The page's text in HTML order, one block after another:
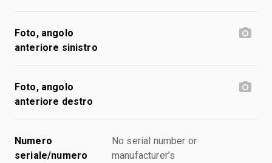
Foto, angolo
anteriore sinistro
Foto, angolo
anteriore destro
Numero
seriale/numero
No serial number or
manufacturer’s